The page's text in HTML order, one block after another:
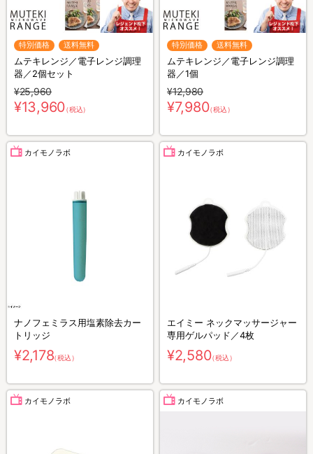
特別価格 送料無料
ムテキレンジ／電子レンジ調理
器／2個セット
¥25,960
¥13,960（税込）
特別価格 送料無料
ムテキレンジ／電子レンジ調理
器／1個
¥12,980
¥7,980（税込）
カイモノラボ
ナノフェミラス用塩素除去カー
トリッジ
¥2,178（税込）
カイモノラボ
エイミー ネックマッサージャー
専用ゲルパッド／4枚
¥2,580（税込）
カイモノラボ カイモノラボ